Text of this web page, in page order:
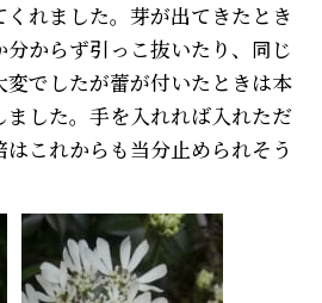
れました。芽が出てきたとき
からず引っこ抜いたり、同じ
でしたが蕾が付いたときは本
した。手を入れれば入れただ
これからも当分止められそう